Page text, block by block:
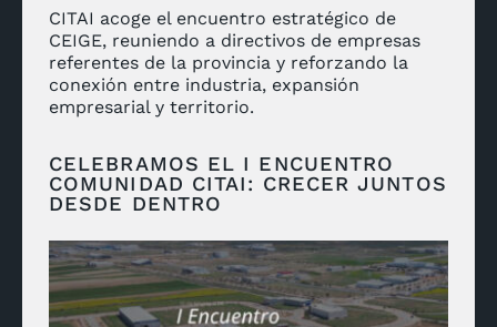
CITAI acoge el encuentro estratégico de
CEIGE, reuniendo a directivos de empresas
referentes de la provincia y reforzando la
conexión entre industria, expansión
empresarial y territorio.
CELEBRAMOS EL I ENCUENTRO
COMUNIDAD CITAI: CRECER JUNTOS
DESDE DENTRO